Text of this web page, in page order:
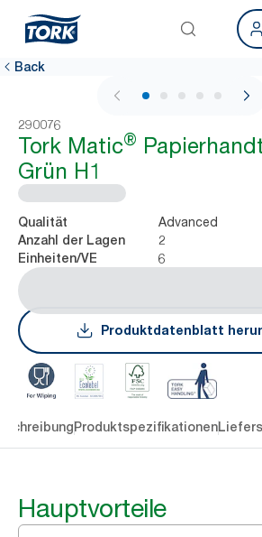
Back
1 / 7
290076
Tork Matic®
Grün H1
Qualität Advanced
Anzahl der Lagen 2
Einheiten/VE 6
Produktdatenblatt
Produktspezifikationen
Hauptvorteile